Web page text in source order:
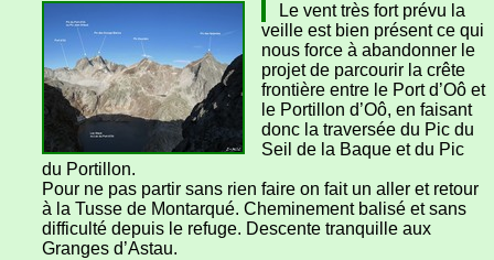
Le vent très fort prévu la
veille est bien présent ce qui
nous force à abandonner le
projet de parcourir la crête
frontière entre le Port d’Oô et
le Portillon d’Oô, en faisant
donc la traversée du Pic du
Seil de la Baque et du Pic
du Portillon.
Pour ne pas partir sans rien faire on fait un aller et retour
à la Tusse de Montarqué. Cheminement balisé et sans
difficulté depuis le refuge. Descente tranquille aux
Granges d’Astau.